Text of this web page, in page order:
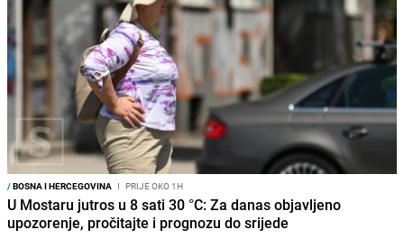
/BOSNA I HERCEGOVINA I PRIJE OKO 1H
U Mostaru jutros u 8 sati 30 °C: Za danas objavljeno
upozorenje, pročitajte i prognozu do srijede